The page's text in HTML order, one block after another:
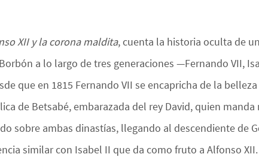
XII y la corona maldita, cuenta la historia oculta de
a lo largo de tres generaciones —Fernando VII,
que en 1815 Fernando VII se encapricha de la
de Betsabé, embarazada del rey David, quien
sobre ambas dinastías, llegando al descendiente de
similar con Isabel II que da como fruto a Alfonso